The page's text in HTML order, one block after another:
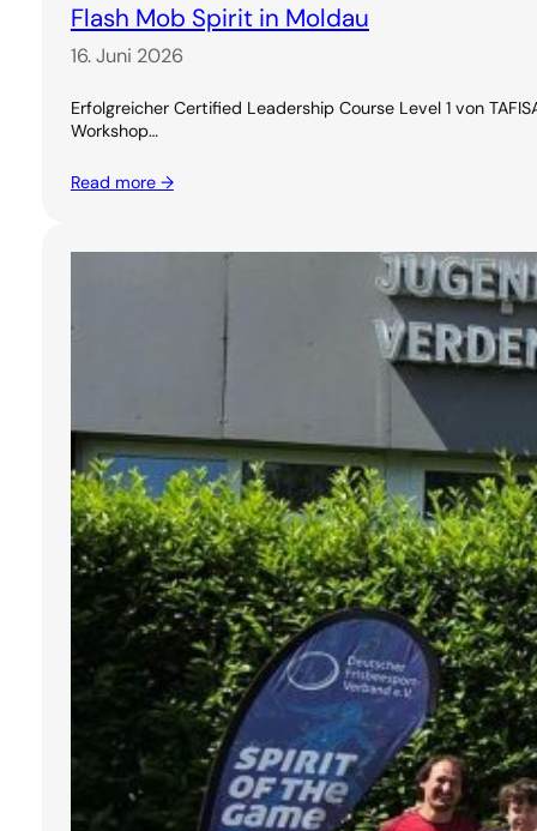
Flash Mob Spirit in Moldau
16. Juni 2026
Erfolgreicher Certified Leadership Course Level 1 von
Workshop…
Read more →